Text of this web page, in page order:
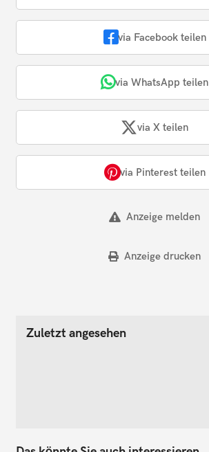
via Facebook teilen
via WhatsApp teilen
via X teilen
via Pinterest teilen
Anzeige melden
Anzeige drucken
Zuletzt angesehen